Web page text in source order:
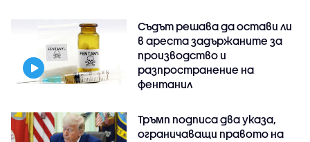
Съдът решава да остави ли
в ареста задържаните за
производство и
разпространение на
фентанил
Тръмп подписа два указа,
ограничаващи правото на